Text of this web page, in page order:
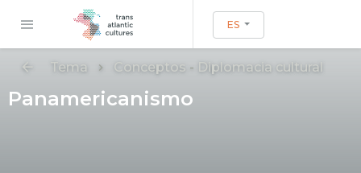
ES
Tema Conceptos - Diplomacia cultural
Panamericanismo